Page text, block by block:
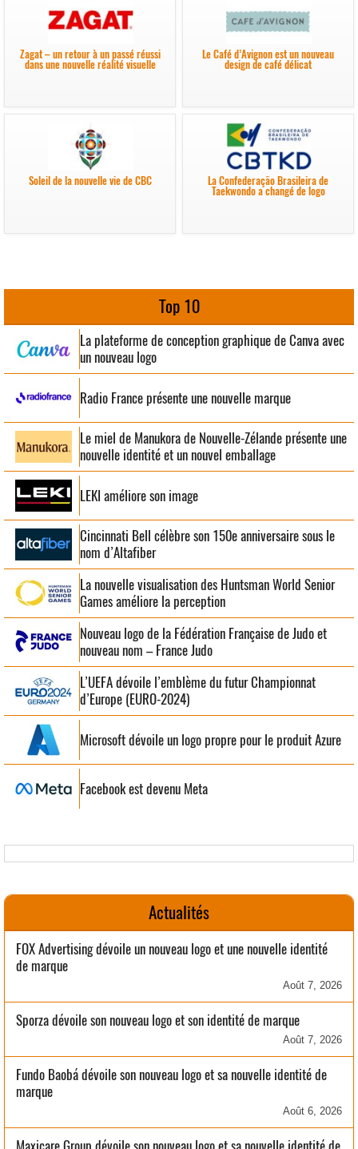
Zagat – un retour à un passé réussi
dans une nouvelle réalité visuelle
Le Café d’Avignon est un nouveau
design de café délicat
Soleil de la nouvelle vie de CBC La Confederação Brasileira de
Taekwondo a changé de logo
Top 10
La plateforme de conception graphique de Canva avec
un nouveau logo
Radio France présente une nouvelle marque
Le miel de Manukora de Nouvelle-Zélande présente une
nouvelle identité et un nouvel emballage
LEKI améliore son image
Cincinnati Bell célèbre son 150e anniversaire sous le
nom d’Altafiber
La nouvelle visualisation des Huntsman World Senior
Games améliore la perception
Nouveau logo de la Fédération Française de Judo et
nouveau nom – France Judo
L’UEFA dévoile l’emblème du futur Championnat
d’Europe (EURO-2024)
Microsoft dévoile un logo propre pour le produit Azure
Facebook est devenu Meta
Actualités
FOX Advertising dévoile un nouveau logo et une nouvelle identité
de marque
Août 7, 2026
Sporza dévoile son nouveau logo et son identité de marque
Août 7, 2026
Fundo Baobá dévoile son nouveau logo et sa nouvelle identité de
marque
Août 6, 2026